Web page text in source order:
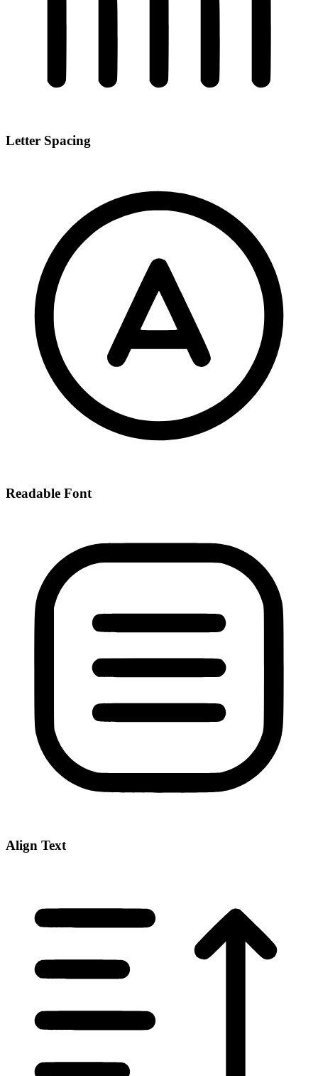
Letter Spacing
Readable Font
Align Text